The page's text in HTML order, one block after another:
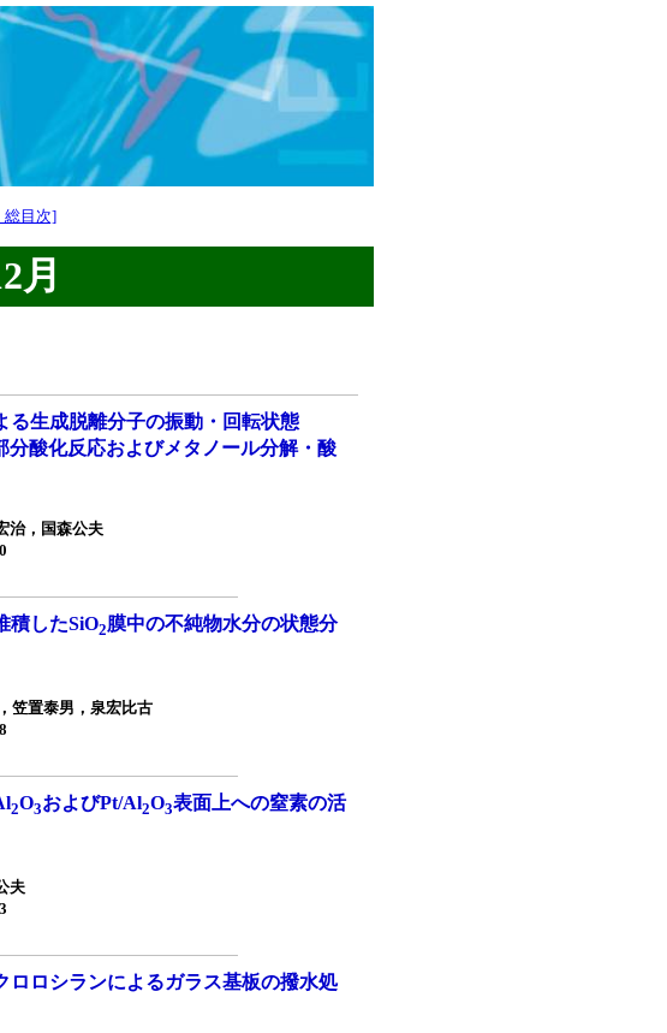
目次]
る生成脱離分子の振動・回転状態
酸化反応およびメタノール分解・酸
治，国森公夫
積したSiO2膜中の不純物水分の状態分
笠置泰男，泉宏比古
2O3およびPt/Al2O3表面上への窒素の活
夫
ロロシランによるガラス基板の撥水処